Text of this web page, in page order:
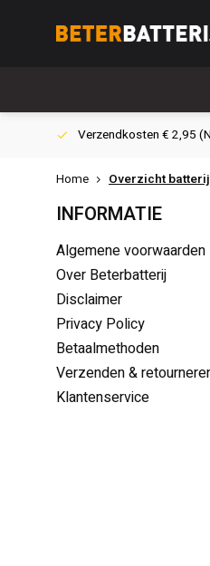
Verzendkosten € 2,95
Home Overzicht
INFORMATIE
Algemene voorwaarden
Over Beterbatterij
Disclaimer
Privacy Policy
Betaalmethoden
Verzenden &
Klantenservice